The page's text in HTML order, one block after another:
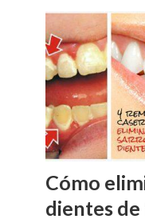
Cómo
dientes